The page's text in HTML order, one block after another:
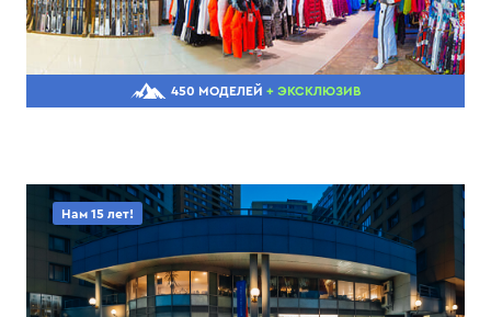
450 МОДЕЛЕЙ + ЭКСКЛЮЗИВ
Нам 15 лет!